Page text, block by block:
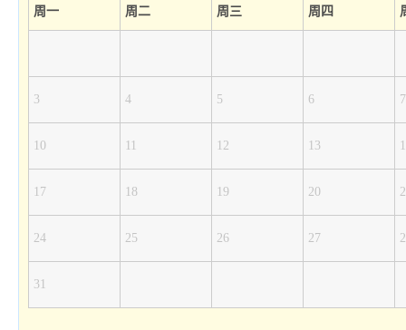
周一 周二 周三 周四
3 4 5 6 7
10 11 12 13
17 18 19 20
24 25 26 27
31